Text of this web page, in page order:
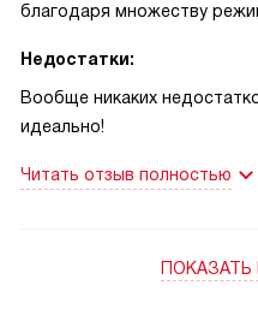
благодаря множеству
Недостатки:
Вообще никаких
идеально!
Читать отзыв полностью